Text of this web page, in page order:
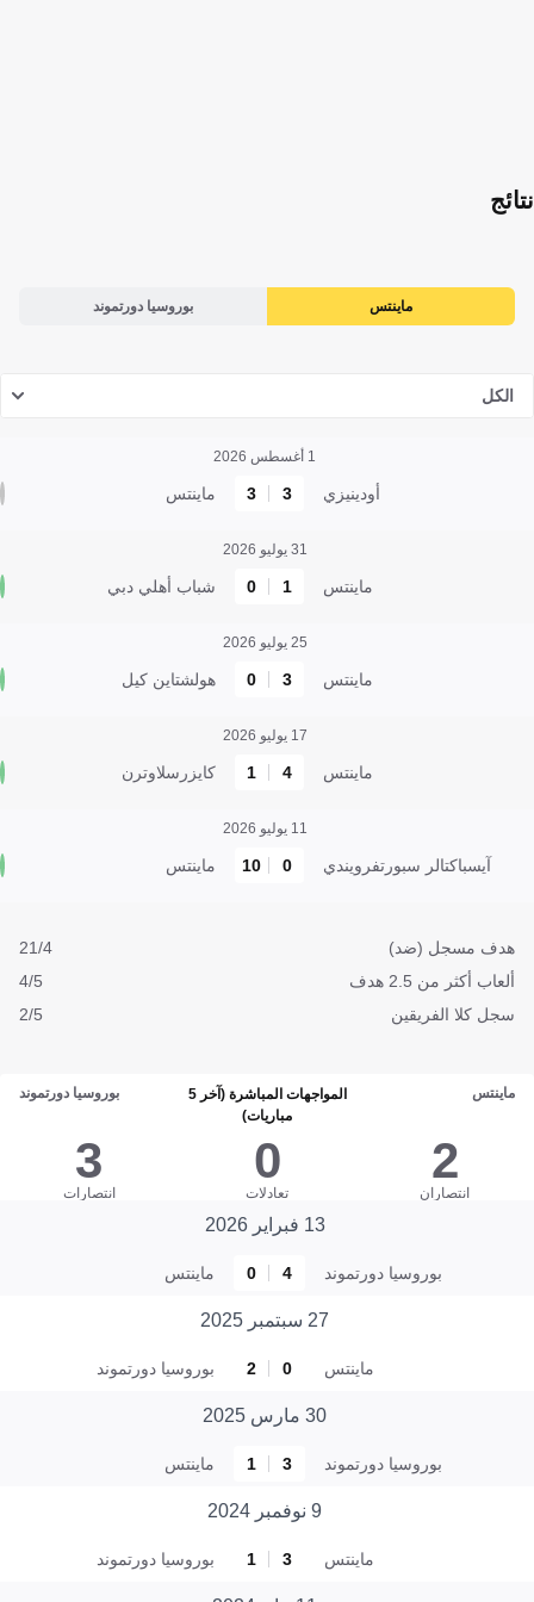
نتائج
ماينتس بوروسيا دورتموند
الكل
1 أغسطس 2026
أودينيزي 3
3 ماينتس
31 يوليو 2026
ماينتس 1
0 شباب أهلي دبي
25 يوليو 2026
ماينتس 3
0 هولشتاين كيل
17 يوليو 2026
ماينتس 4
1 كايزرسلاوترن
11 يوليو 2026
آيسباكتالر سبورتفرويندي 0
10 ماينتس
هدف مسجل (ضد)
21/4
ألعاب أكثر من 2.5 هدف
4/5
سجل كلا الفريقين
2/5
ماينتس
المواجهات المباشرة (آخر 5
مباريات)
بوروسيا دورتموند
2
انتصاران
0
تعادلات
3
انتصارات
13 فبراير 2026
بوروسيا دورتموند 4
0 ماينتس
27 سبتمبر 2025
ماينتس 0
2 بوروسيا دورتموند
30 مارس 2025
بوروسيا دورتموند 3
1 ماينتس
9 نوفمبر 2024
ماينتس 3
1 بوروسيا دورتموند